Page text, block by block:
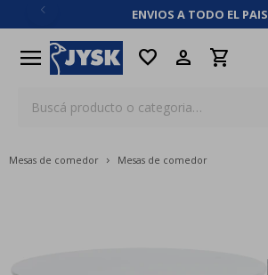
ENVIOS A TODO EL PAIS
menu favorite
Mesas de comedor Mesas de comedor
close